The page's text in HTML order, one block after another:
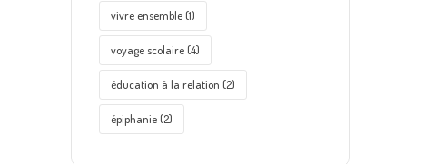
vivre ensemble(1)
voyage scolaire(4)
éducation à la relation (2)
épiphanie(2)